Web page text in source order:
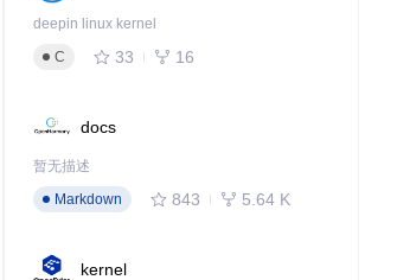
deepin linux kernel
C
33 16
docs
暂无描述
Markdown
843 5.64 K
kernel